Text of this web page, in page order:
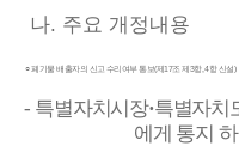
나. 주요 개정내용
○폐기물 배출자의 신고 수리여부 통보(제17조 제3항, 4항 신설)
- 특별자치시장·특별자치
에게 통지